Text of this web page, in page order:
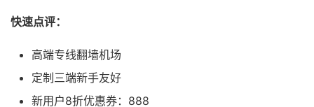
快速点评：
高端专线翻墙机场
定制三端新手友好
新用户8折优惠券：888